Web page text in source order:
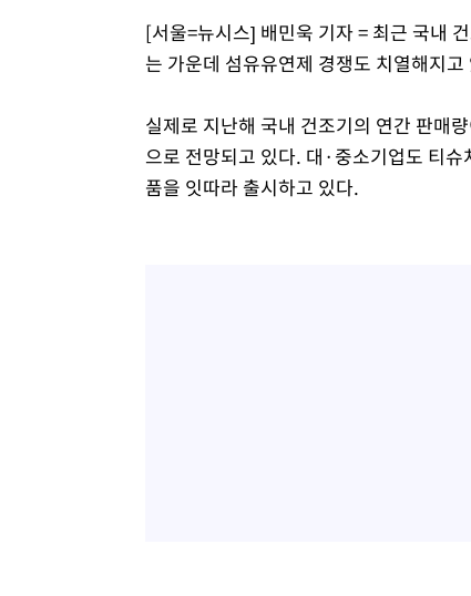
[서울=뉴시스] 배민욱 기자 = 최근 국내
는 가운데 섬유유연제 경쟁도 치열해지고
실제로 지난해 국내 건조기의 연간 판매
으로 전망되고 있다. 대·중소기업도 티
품을 잇따라 출시하고 있다.